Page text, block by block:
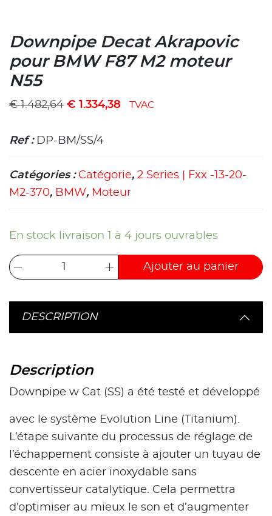
Downpipe Decat Akrapovic
pour BMW F87 M2 moteur
N55
€1.482,64 € 1.334,38 TVAC
Ref : DP-BM/SS/4
Catégories : Catégorie, 2 Series | Fxx -13-20-
M2-370, BMW, Moteur
En stock livraison 1 à 4 jours ouvrables
Ajouter au panier
DESCRIPTION
Description
Downpipe w Cat (SS) a été testé et développé
avec le système Evolution Line (Titanium).
L’étape suivante du processus de réglage de
l’échappement consiste à ajouter un tuyau de
descente en acier inoxydable sans
convertisseur catalytique. Cela permettra
d’optimiser au mieux le son et d’augmenter